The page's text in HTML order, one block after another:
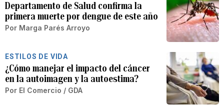
Departamento de Salud confirma la
primera muerte por dengue de este año
Por Marga Parés Arroyo
ESTILOS DE VIDA
¿Cómo manejar el impacto del cáncer
en la autoimagen y la autoestima?
Por El Comercio / GDA